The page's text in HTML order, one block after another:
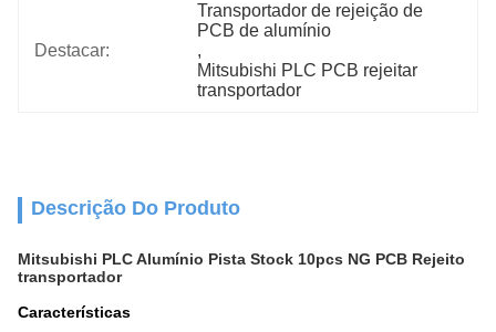
Destacar:
Transportador de rejeição de
PCB de alumínio
,
Mitsubishi PLC PCB rejeitar
transportador
Descrição Do Produto
Mitsubishi PLC Alumínio Pista Stock 10pcs NG PCB Rejeito
transportador
Características